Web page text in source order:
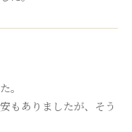
。
もありましたが、そう